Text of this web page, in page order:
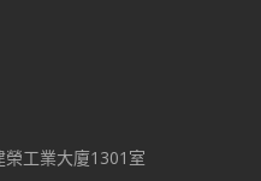
工業大廈1301室